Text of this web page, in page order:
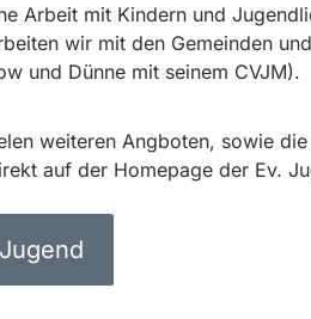
Arbeit mit Kindern und
wir mit den Gemeinden
und Dünne mit seinem CVJM).
weiteren Angboten, sowie
auf der Homepage der Ev.